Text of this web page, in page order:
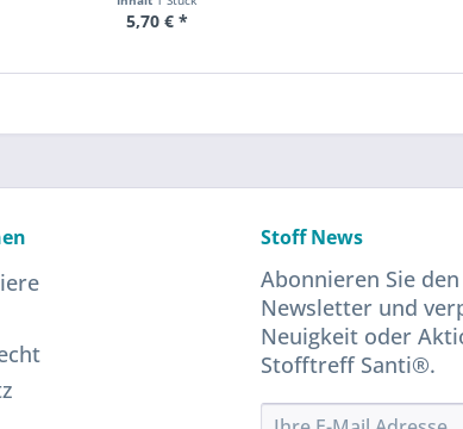
5,70 € *
Stoff News
Abonnieren Sie
Newsletter und
Neuigkeit oder
Stofftreff Santi®.